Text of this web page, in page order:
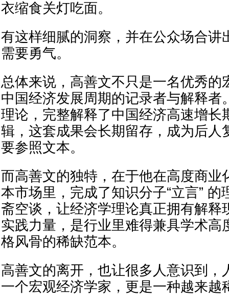
衣缩食关灯吃面。
有这样细腻的洞察，并在公众场合讲
需要勇气。
总体来说，高善文不只是一名优秀的
中国经济发展周期的记录者与解释者
理论，完整解释了中国经济高速增长
辑，这套成果会长期留存，成为后人
要参照文本。
而高善文的独特，在于他在高度商业
本市场里，完成了知识分子“立言” 的
斋空谈，让经济学理论真正拥有解释
实践力量，是行业里难得兼具学术高
格风骨的稀缺范本。
高善文的离开，也让很多人意识到，
一个宏观经济学家，更是一种越来越